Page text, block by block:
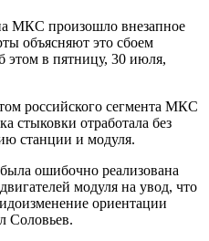
МКС произошло внезапное
объясняют это сбоем
этом в пятницу, 30 июля,
российского сегмента МКС
стыковки отработала без
станции и модуля.
ошибочно реализована
модуля на увод, что
ориентации
Соловьев.